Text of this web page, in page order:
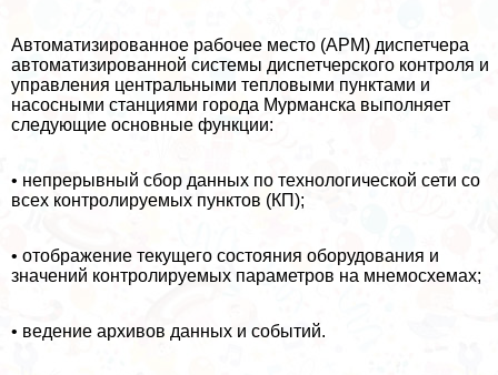
Автоматизированное рабочее место (АРМ) диспетчера
автоматизированной системы диспетчерского контроля и
управления центральными тепловыми пунктами и
насосными станциями города Мурманска выполняет
следующие основные функции:
• непрерывный сбор данных по технологической сети со
всех контролируемых пунктов (КП);
• отображение текущего состояния оборудования и
значений контролируемых параметров на мнемосхемах;
• ведение архивов данных и событий.